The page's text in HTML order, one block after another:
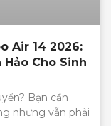
Air 14 2026:
Cho Sinh
Bạn cần
nhưng vẫn phải